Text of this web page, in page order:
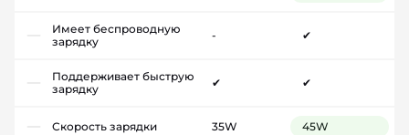
Имеет беспроводную
зарядку
- ✔
Поддерживает быструю
зарядку
✔ ✔
Скорость зарядки 35W 45W